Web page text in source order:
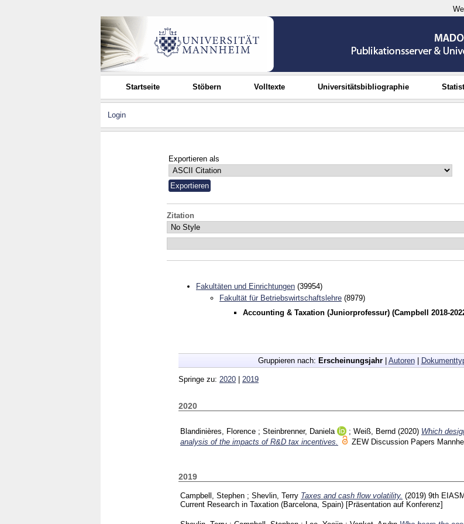
Startseite Stöbern Volltexte Universitätsbibliographie
Login
Exportieren als
Zitation
Fakultäten und Einrichtungen (39954)
Fakultät für Betriebswirtschaftslehre (8979)
Accounting & Taxation (Juniorprofessur) (Campbell 2018-
Gruppieren nach: Erscheinungsjahr| Autoren|
Springe zu: 2020 | 2019
2020
Blandinières, Florence ; Steinbrenner, Daniela ; Weiß, Bernd (2020) Which
analysis of the impacts of R&D tax incentives.
ZEW Discussion Papers
2019
Campbell, Stephen ; Shevlin, Terry Taxes and cash flow volatility. (2019) 9th
Current Research in Taxation (Barcelona, Spain) [Präsentation auf Konferenz]